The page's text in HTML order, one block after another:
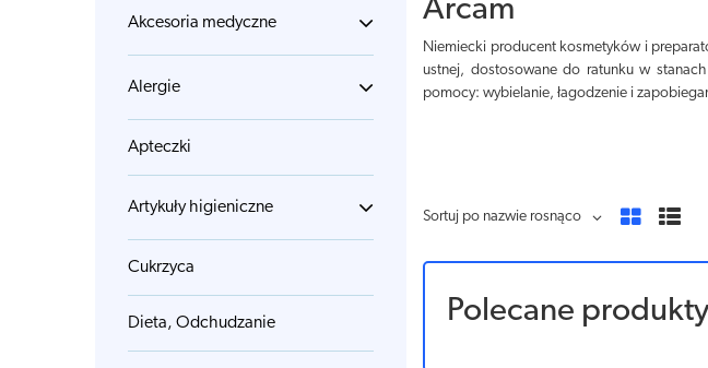
Akcesoria medyczne
Alergie
Apteczki
Artykuły higieniczne
Cukrzyca
Dieta, Odchudzanie
Arcam
Niemiecki producent kosmetyków i
ustnej, dostosowane do ratunku w
pomocy: wybielanie, łagodzenie i
Sortuj po nazwie rosnąco
Polecane produkty